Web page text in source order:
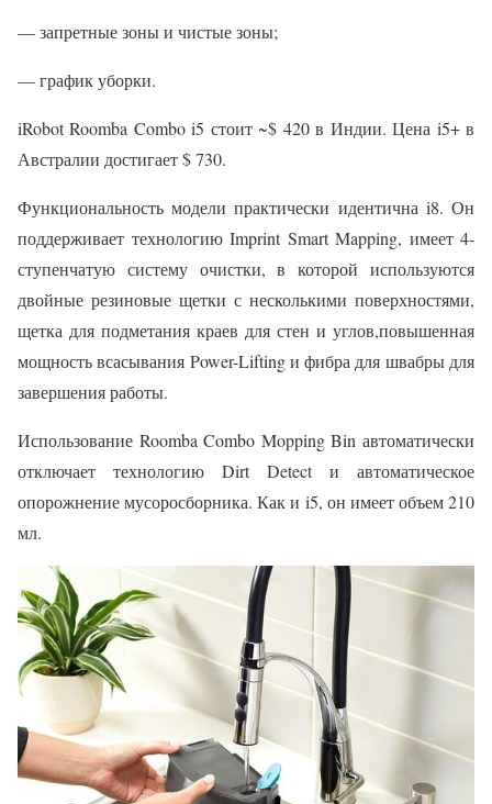
— запретные зоны и чистые зоны;
— график уборки.
iRobot Roomba Combo i5 стоит ~$ 420 в Индии. Цена i5+ в
Австралии достигает $ 730.
Функциональность модели практически идентична i8. Он
поддерживает технологию Imprint Smart Mapping, имеет 4-
ступенчатую систему очистки, в которой используются
двойные резиновые щетки с несколькими поверхностями,
щетка для подметания краев для стен и углов,повышенная
мощность всасывания Power-Lifting и фибра для швабры для
завершения работы.
Использование Roomba Combo Mopping Bin автоматически
отключает технологию Dirt Detect и автоматическое
опорожнение мусоросборника. Как и i5, он имеет объем 210
мл.